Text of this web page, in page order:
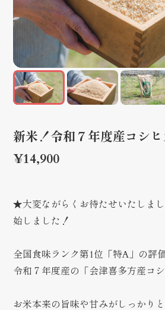
新米！令和７年度産コシ
¥14,900
★大変ながらくお待たせいたしま
始しました！
全国食味ランク第1位「特A」の評
令和７年度産の「会津喜多方産コ
お米本来の旨味や甘みがしっかり